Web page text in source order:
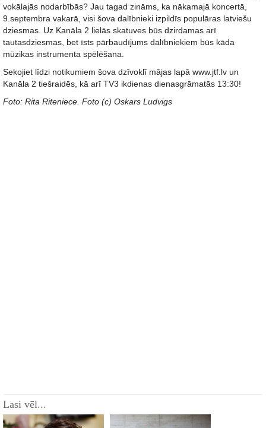
vokālajās nodarbībās? Jau tagad zināms, ka nākamajā koncertā,
9.septembra vakarā, visi šova dalībnieki izpildīs populāras latviešu
dziesmas. Uz Kanāla 2 lielās skatuves būs dzirdamas arī
tautasdziesmas, bet īsts pārbaudījums dalībniekiem būs kāda
mūzikas instrumenta spēlēšana.
Sekojiet līdzi notikumiem šova dzīvoklī mājas lapā www.jtf.lv un
Kanāla 2 tiešraidēs, kā arī TV3 ikdienas dienasgrāmatās 13:30!
Foto: Rita Riteniece. Foto (c) Oskars Ludvigs
Lasi vēl...